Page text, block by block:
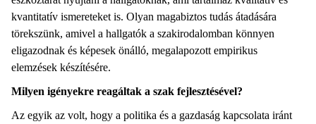
kvantitatív ismereteket is. Olyan magabiztos tudás átadására
törekszünk, amivel a hallgatók a szakirodalomban könnyen
eligazodnak és képesek önálló, megalapozott empirikus
elemzések készítésére.
Milyen igényekre reagáltak a szak fejlesztésével?
Az egyik az volt, hogy a politika és a gazdaság kapcsolata iránt